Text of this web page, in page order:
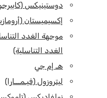
دوستينيكس
إكسيميستان
موجهة الغدد
الغدد التناسلية)
هـ إم جي
ليتروزول (فيـمـــارا)